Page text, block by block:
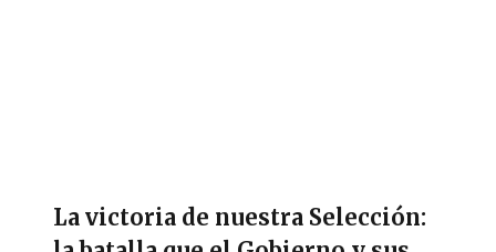
La victoria de nuestra Selección: